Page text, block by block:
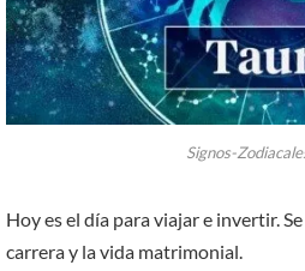
Signos-
Hoy es el día para viajar e invertir.
carrera y la vida matrimonial.